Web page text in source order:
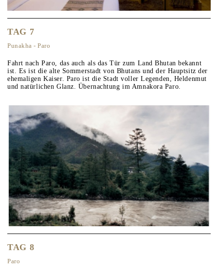
TAG 7
Punakha - Paro
Fahrt nach Paro, das auch als das Tür zum Land Bhutan bekannt
ist. Es ist die alte Sommerstadt von Bhutans und der Hauptsitz der
ehemaligen Kaiser. Paro ist die Stadt voller Legenden, Heldenmut
und natürlichen Glanz. Übernachtung im Amnakora Paro.
TAG 8
Paro